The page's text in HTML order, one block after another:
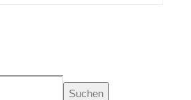
Suchen